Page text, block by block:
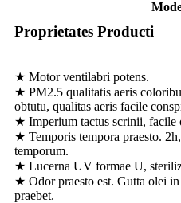
Proprietates Producti
★ Motor ventilabri potens.
★ PM2.5 qualitatis aeris
obtutu, qualitas aeris facile
★ Imperium tactus scrinii, facile
★ Temporis tempora praesto.
temporum.
★ Lucerna UV formae U,
★ Odor praesto est. Gutta olei
praebet.